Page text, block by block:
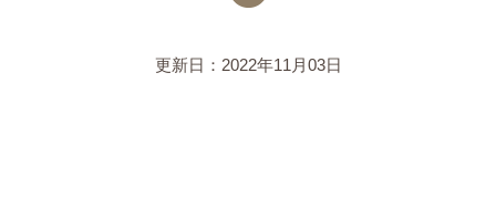
YouTubeチャンネル
更新日：2022年11月03日